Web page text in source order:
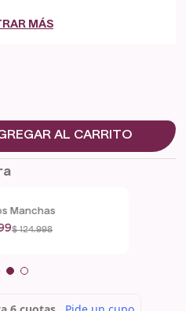
de metal para mayor durabilidad.
MÁS
AL CARRITO
Manchas
$ 124.998